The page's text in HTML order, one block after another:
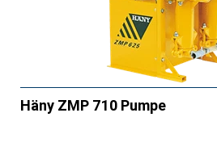
Häny ZMP 710 Pumpe